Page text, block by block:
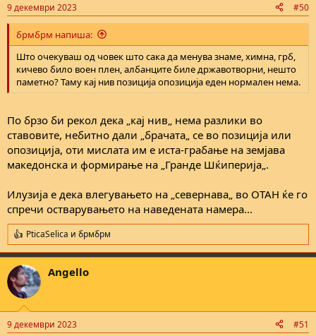
s
:
9 декември 2023 #50
брмбрм напиша:
Што очекуваш од човек што сака да менува знаме, химна, грб,
кичево било воен плен, албанците биле државотворни, нешто
паметно? Таму кај нив позиција опозиција еден нормален нема.
По брзо би рекол дека „кај нив„ нема разлики во
ставовите, небитно дали „брачата„ се во позиција или
опозиција, оти мислата им е иста-грабање на земјава
македонска и формирање на „Гранде Шќиперија„.
Илузија е дека влегувањето на „севернава„ во ОТАН ќе го
спречи остварувањето на наведената намера...
R
e
a
c
t
i
s
PticaSelica и брмбрм
Angello
9 декември 2023 #51